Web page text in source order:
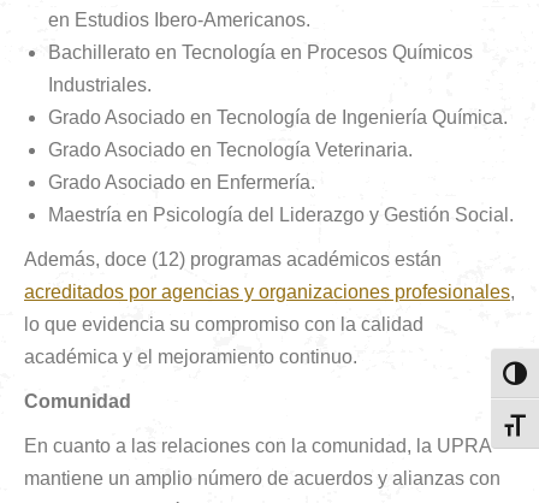
en Estudios Ibero-Americanos.​
Bachillerato en Tecnología en Procesos Químicos
Industriales.​
Grado Asociado en Tecnología de Ingeniería Química.​
Grado Asociado en Tecnología Veterinaria.​
Grado Asociado en Enfermería.
Maestría en Psicología del Liderazgo y Gestión Social.​
Además, doce (12) programas académicos están
acreditados por agencias y organizaciones profesionales,
lo que evidencia su compromiso con la calidad
académica y el mejoramiento continuo.
Comunidad
En cuanto a las relaciones con la comunidad, la UPRA
mantiene un amplio número de acuerdos y alianzas con